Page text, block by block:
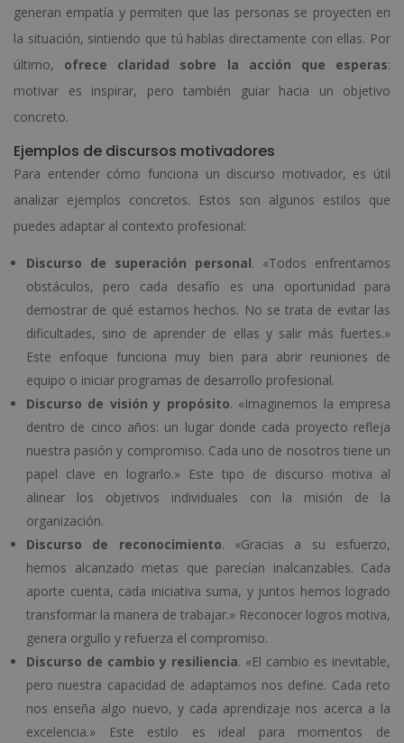
generan empatía y permiten que las personas se proyecten en
la situación, sintiendo que tú hablas directamente con ellas. Por
último, ofrece claridad sobre la acción que esperas:
motivar es inspirar, pero también guiar hacia un objetivo
concreto.
Ejemplos de discursos motivadores
Para entender cómo funciona un discurso motivador, es útil
analizar ejemplos concretos. Estos son algunos estilos que
puedes adaptar al contexto profesional:
Discurso de superación personal. «Todos enfrentamos
obstáculos, pero cada desafío es una oportunidad para
demostrar de qué estamos hechos. No se trata de evitar las
dificultades, sino de aprender de ellas y salir más fuertes.»
Este enfoque funciona muy bien para abrir reuniones de
equipo o iniciar programas de desarrollo profesional.
Discurso de visión y propósito. «Imaginemos la empresa
dentro de cinco años: un lugar donde cada proyecto refleja
nuestra pasión y compromiso. Cada uno de nosotros tiene un
papel clave en lograrlo.» Este tipo de discurso motiva al
alinear los objetivos individuales con la misión de la
organización.
Discurso de reconocimiento. «Gracias a su esfuerzo,
hemos alcanzado metas que parecían inalcanzables. Cada
aporte cuenta, cada iniciativa suma, y juntos hemos logrado
transformar la manera de trabajar.» Reconocer logros motiva,
genera orgullo y refuerza el compromiso.
Discurso de cambio y resiliencia. «El cambio es inevitable,
pero nuestra capacidad de adaptarnos nos define. Cada reto
nos enseña algo nuevo, y cada aprendizaje nos acerca a la
excelencia.» Este estilo es ideal para momentos de